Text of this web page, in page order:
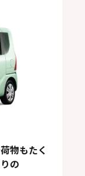
物もたく
の